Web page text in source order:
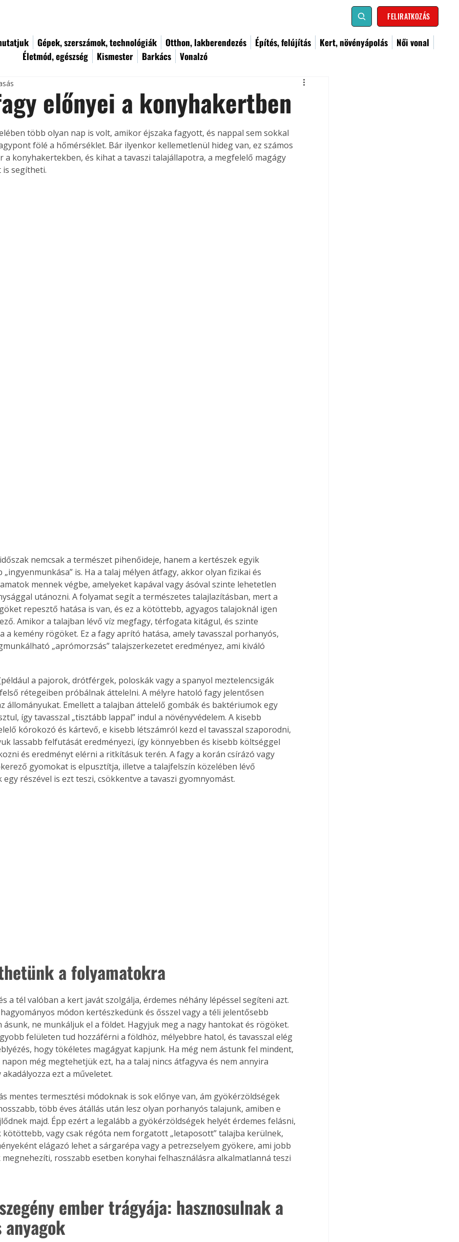
FELIRATKOZÁS
Gépek, szerszámok, technológiák Otthon, lakberendezés Építés, felújítás Kert, növényápolás
Női vonal
Életmód, egészség
Kismester Barkács Vonalzó
Old
új,
egyedi
vagy
is
Bárhol,
élve
az
A
Együtt jobban megéri!
Bővebb információ itt!
könyvek tetszőleges
párosítással kedvezményes
áron, 0 Ft postaköltséggel
megrendelhetők!
előnyei a konyhakertben
több olyan nap is volt, amikor éjszaka fagyott, és nappal sem sokkal
fölé a hőmérséklet. Bár ilyenkor kellemetlenül hideg van, ez számos
a konyhakertekben, és kihat a tavaszi talajállapotra, a megfelelő magágy
is segítheti.
nemcsak a természet pihenőideje, hanem a kertészek egyik
is. Ha a talaj mélyen átfagy, akkor olyan fizikai és
mennek végbe, amelyeket kapával vagy ásóval szinte lehetetlen
utánozni. A folyamat segít a természetes talajlazításban, mert a
repesztő hatása is van, és ez a kötöttebb, agyagos talajoknál igen
Amikor a talajban lévő víz megfagy, térfogata kitágul, és szinte
a kemény rögöket. Ez a fagy aprító hatása, amely tavasszal porhanyós,
„aprómorzsás” talajszerkezetet eredményez, ami kiváló
a pajorok, drótférgek, poloskák vagy a spanyol meztelencsigák
rétegeiben próbálnak áttelelni. A mélyre hatoló fagy jelentősen
állományukat. Emellett a talajban áttelelő gombák és baktériumok egy
így tavasszal „tisztább lappal” indul a növényvédelem. A kisebb
kórokozó és kártevő, e kisebb létszámról kezd el tavasszal szaporodni,
lassabb felfutását eredményezi, így könnyebben és kisebb költséggel
és eredményt elérni a ritkításuk terén. A fagy a korán csírázó vagy
gyomokat is elpusztítja, illetve a talajfelszín közelében lévő
egy részével is ezt teszi, csökkentve a tavaszi gyomnyomást.
a folyamatokra
a tél valóban a kert javát szolgálja, érdemes néhány lépéssel segíteni azt.
módon kertészkedünk és ősszel vagy a téli jelentősebb
ásunk, ne munkáljuk el a földet. Hagyjuk meg a nagy hantokat és rögöket.
felületen tud hozzáférni a földhöz, mélyebbre hatol, és tavasszal elég
hogy tökéletes magágyat kapjunk. Ha még nem ástunk fel mindent,
még megtehetjük ezt, ha a talaj nincs átfagyva és nem annyira
akadályozza ezt a műveletet.
mentes termesztési módoknak is sok előnye van, ám gyökérzöldségek
több éves átállás után lesz olyan porhanyós talajunk, amiben e
majd. Épp ezért a legalább a gyökérzöldségek helyét érdemes felásni,
kötöttebb, vagy csak régóta nem forgatott „letaposott” talajba kerülnek,
elágazó lehet a sárgarépa vagy a petrezselyem gyökere, ami jobb
megnehezíti, rosszabb esetben konyhai felhasználásra alkalmatlanná teszi
ember trágyája: hasznosulnak a
anyagok